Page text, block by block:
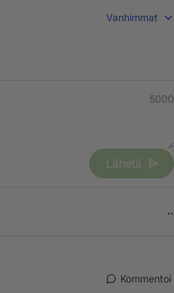
Vanhimmat
5000
Lähetä
Kommentoi